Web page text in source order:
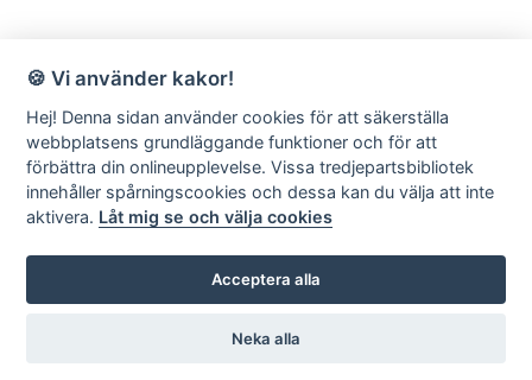
🍪 Vi använder kakor!
Hej! Denna sidan använder cookies för att säkerställa
webbplatsens grundläggande funktioner och för att
förbättra din onlineupplevelse. Vissa tredjepartsbibliotek
innehåller spårningscookies och dessa kan du välja att inte
aktivera. Låt mig se och välja cookies
Acceptera alla
Neka alla